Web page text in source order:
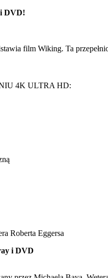
DVD!
film Wiking. Ta
4K ULTRA HD:
Roberta Eggersa
i DVD